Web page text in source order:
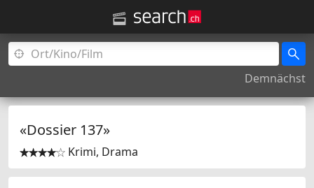
Demnächst
«Dossier 137»

 Krimi, Drama